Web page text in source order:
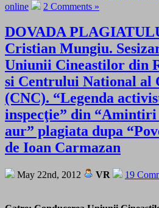
online
2 Comments »
DOVADA
Cristian Mungiu.
Uniunii Cineastilor din
si Centrului National al
(CNC). “Legenda
inspecţie” din “Amintiri
aur” plagiata dupa
de Ioan Carmazan
May 22nd, 2012 VR 19